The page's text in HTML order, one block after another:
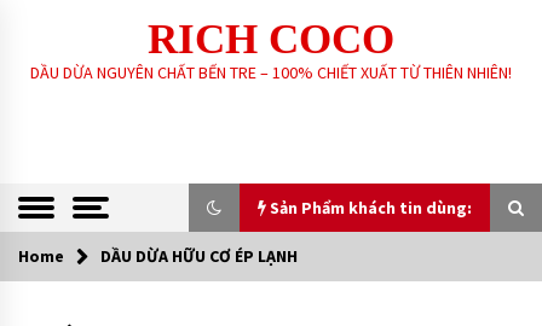
content
RICH COCO
DẦU DỪA NGUYÊN CHẤT BẾN TRE – 100% CHIẾT XUẤT TỪ THIÊN NHIÊN!
Sản Phẩm khách tin dùng:
Sản Phẩm khách tin dùng:
Home DẦU DỪA HỮU CƠ ÉP LẠNH